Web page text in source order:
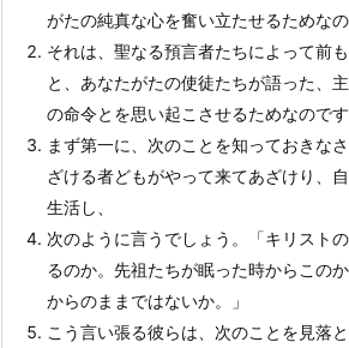
がたの純真な心を奮い立たせるためなの
それは、聖なる預言者たちによって前
と、あなたがたの使徒たちが語った、
の命令とを思い起こさせるためなのです
まず第一に、次のことを知っておきな
ざける者どもがやって来てあざけり、
生活し、
次のように言うでしょう。「キリスト
るのか。先祖たちが眠った時からこの
からのままではないか。」
こう言い張る彼らは、次のことを見落